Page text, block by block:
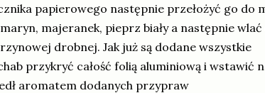
papierowego następnie przełożyć go do
majeranek, pieprz biały a następnie wlać
drobnej. Jak już są dodane wszystkie
przykryć całość folią aluminiową i wstawić
aromatem dodanych przypraw